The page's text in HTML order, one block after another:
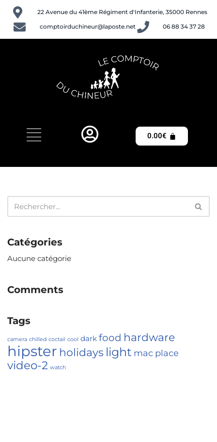
Aller
au
22 Avenue du 41ème Régiment d'Infanterie, 35000 Rennes
comptoirduchineur@laposte.net
06 88 34 37 28
0.00€
Catégories
Aucune catégorie
Comments
Tags
camera chilled coctail cool dark food hardware
hipster holidays light mac place
video-2 watch